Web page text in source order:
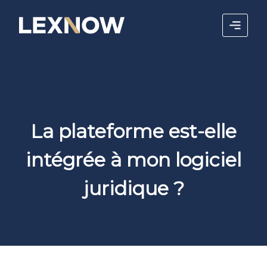
La plateforme est-elle
intégrée à mon logiciel
juridique ?